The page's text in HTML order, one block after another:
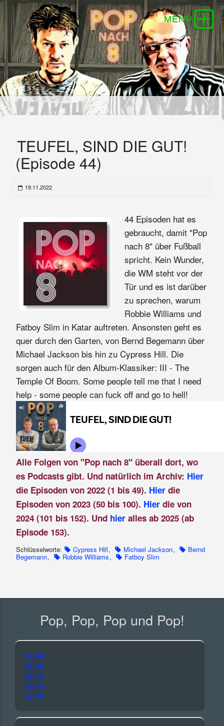
TEUFEL, SIND DIE GUT!
(Episode 44)
19.11.2022
44 Episoden hat es
gebraucht, damit "Pop
nach 8" über Fußball
spricht. Kein Wunder,
die WM steht vor der
Tür und es ist darüber
zu sprechen, warum
Robbie Williams und
Fatboy Slim in Katar auftreten. Ansonsten geht es
quer durch den Garten, von Bernd Begemann über
Michael Jackson bis hin zu Cypress Hill. Die
sorgen auch für den Album-Klassiker: III - The
Temple Of Boom. Some people tell me that I need
help - some people can fuck off and go to hell!
Alle Folgen von "Pop nach 8" überall dort, wo
es Podcasts gibt. Und natürlich im Archiv: Hier
die Episoden von 2022 (1 bis 49). Hierdie
Episoden von 2023 (50 bis 100). Hier die von
2024 (101 bis 152). Und hier alles ab 2025 (ab
Episode 153).
Schlüsselworte: Cypress Hill, Michael Jackson, Bernd
Begemann, Robbie Williams, Fatboy Slim
Pop, Pop, Pop und Pop!
2026
2025
2024
2023
2022